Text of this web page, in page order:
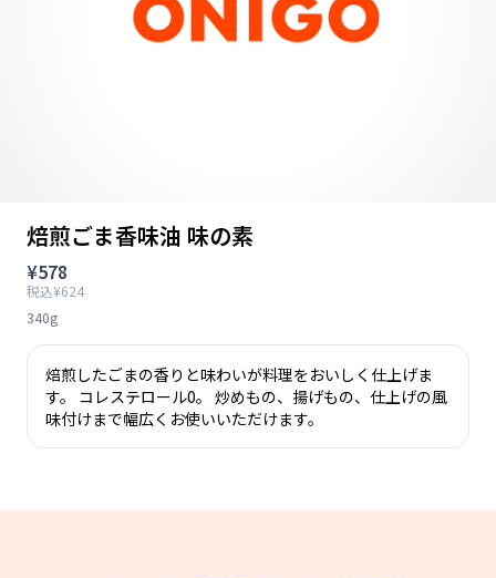
焙煎ごま香味油 味の素
¥578
税込¥624
340g
焙煎したごまの香りと味わいが料理をおいしく仕上げま
す。 コレステロール0。 炒めもの、揚げもの、仕上げの風
味付けまで幅広くお使いいただけます。